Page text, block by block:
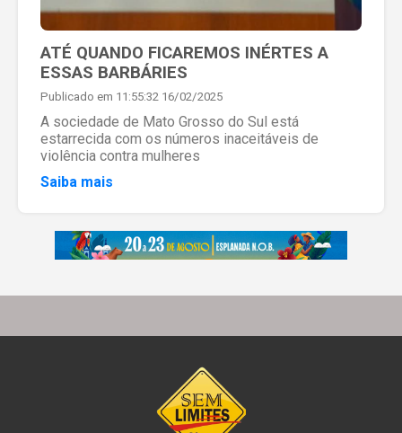
ATÉ QUANDO FICAREMOS INÉRTES A
ESSAS BARBÁRIES
Publicado em 11:55:32 16/02/2025
A sociedade de Mato Grosso do Sul está
estarrecida com os números inaceitáveis de
violência contra mulheres
Saiba mais